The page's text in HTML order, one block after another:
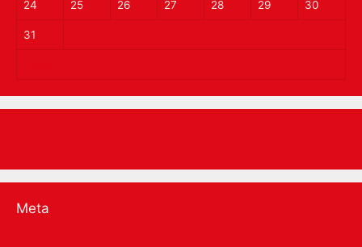
24 25 26 27 28 29 30
31
Meta